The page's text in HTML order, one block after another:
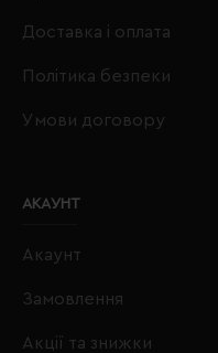
Доставка і оплата
Політика безпеки
Умови договору
АКАУНТ
Акаунт
Замовлення
Акції та знижки